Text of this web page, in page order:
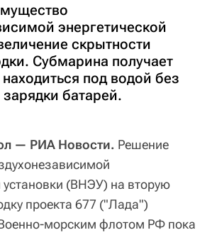
энергетической
скрытности
Субмарина получает
под водой без
батарей.
— РИА Новости. Решение
установки (ВНЭУ) на вторую
проекта 677 ("Лада")
морским флотом РФ пока